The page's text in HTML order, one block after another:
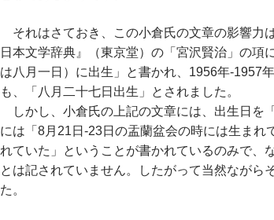
それはさておき、この小倉氏の文章の影響力
日本文学辞典』（東京堂）の「宮沢賢治」の項
は八月一日）に出生」と書かれ、1956年-1957
も、「八月二十七日出生」とされました。
しかし、小倉氏の上記の文章には、出生日を
には「8月21日-23日の盂蘭盆会の時には生まれ
れていた」ということが書かれているのみで、
とは記されていません。したがって当然ながら
た。